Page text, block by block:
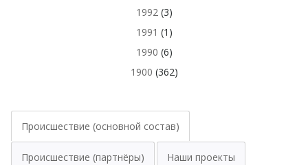
1992(3)
1991 (1)
1990 (6)
1900 (362)
Происшествие (основной состав)
Происшествие (партнёры) Наши проекты